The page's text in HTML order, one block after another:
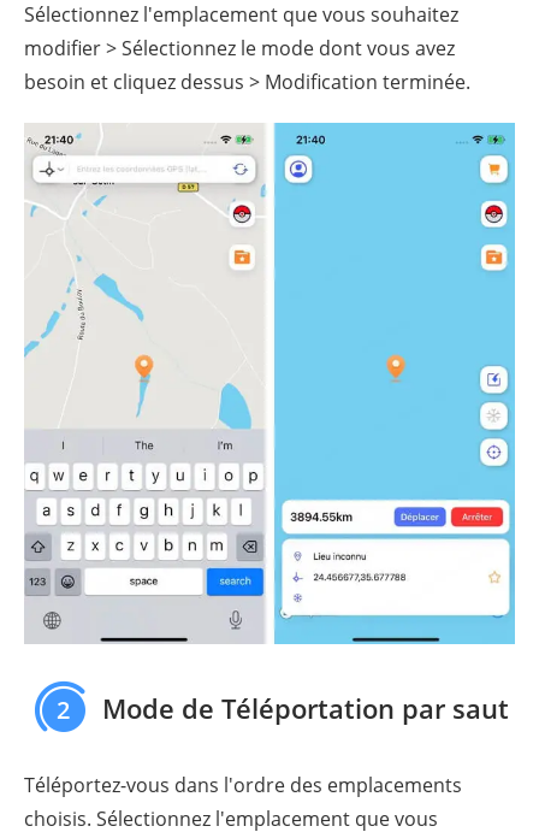
Sélectionnez l'emplacement que vous souhaitez
modifier > Sélectionnez le mode dont vous avez
besoin et cliquez dessus > Modification terminée.
2 Mode de Téléportation par saut
Téléportez-vous dans l'ordre des emplacements
choisis. Sélectionnez l'emplacement que vous